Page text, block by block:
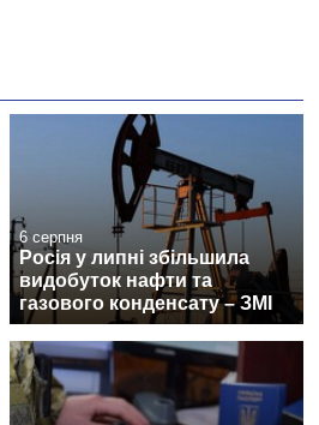
6 серпня
Росія у липні збільшила
видобуток нафти та
газового конденсату – ЗМІ